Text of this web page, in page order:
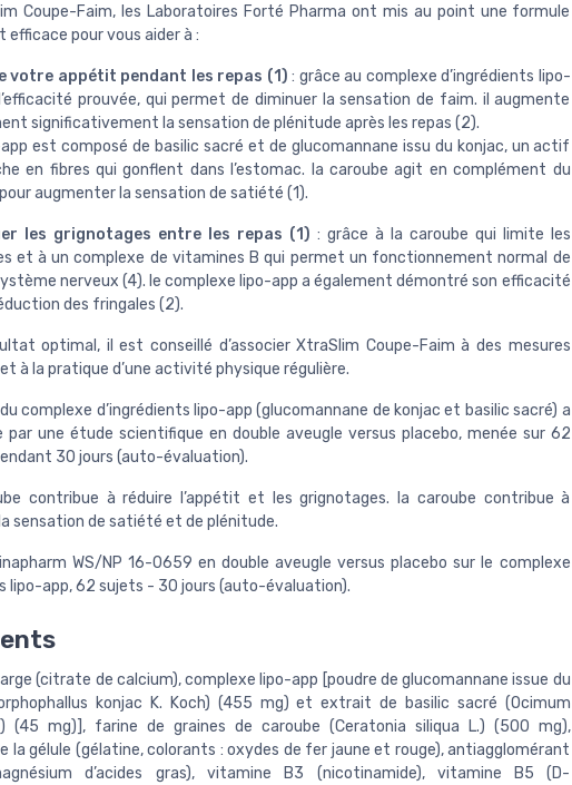
Coupe-Faim, les Laboratoires Forté Pharma ont mis au point une formule
efficace pour vous aider à :
votre appétit pendant les repas (1) : grâce au complexe d’ingrédients lipo-
prouvée, qui permet de diminuer la sensation de faim. il augmente
significativement la sensation de plénitude après les repas (2).
app est composé de basilic sacré et de glucomannane issu du konjac, un actif
en fibres qui gonflent dans l’estomac. la caroube agit en complément du
augmenter la sensation de satiété (1).
les grignotages entre les repas (1) : grâce à la caroube qui limite les
et à un complexe de vitamines B qui permet un fonctionnement normal de
nerveux (4). le complexe lipo-app a également démontré son efficacité
des fringales (2).
optimal, il est conseillé d’associer XtraSlim Coupe-Faim à des mesures
à la pratique d’une activité physique régulière.
du complexe d’ingrédients lipo-app (glucomannane de konjac et basilic sacré) a
par une étude scientifique en double aveugle versus placebo, menée sur 62
30 jours (auto-évaluation).
contribue à réduire l’appétit et les grignotages. la caroube contribue à
sensation de satiété et de plénitude.
WS/NP 16-0659 en double aveugle versus placebo sur le complexe
lipo-app, 62 sujets - 30 jours (auto-évaluation).
(citrate de calcium), complexe lipo-app [poudre de glucomannane issue du
konjac K. Koch) (455 mg) et extrait de basilic sacré (Ocimum
(45 mg)], farine de graines de caroube (Ceratonia siliqua L.) (500 mg),
la gélule (gélatine, colorants : oxydes de fer jaune et rouge), antiagglomérant
d’acides gras), vitamine B3 (nicotinamide), vitamine B5 (D-